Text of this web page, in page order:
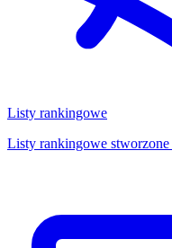
Listy rankingowe
Listy rankingowe